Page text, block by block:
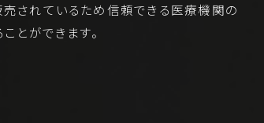
されているため信頼できる医療機関の
とができます。